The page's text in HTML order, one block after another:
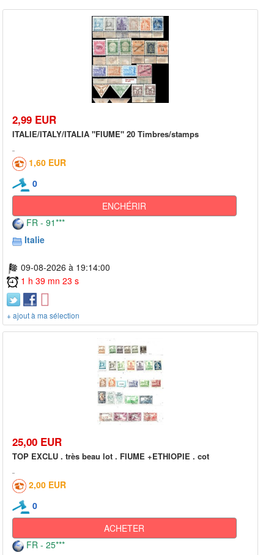
2,99 EUR
ITALIE/ITALY/ITALIA "FIUME" 20 Timbres/stamps
1,60 EUR
0
ENCHÉRIR
FR - 91***
Italie
09-08-2026 à 19:14:00
1 h 39 mn 23 s
+ ajout à ma sélection
25,00 EUR
TOP EXCLU . très beau lot . FIUME +ETHIOPIE . cot
2,00 EUR
0
ACHETER
FR - 25***